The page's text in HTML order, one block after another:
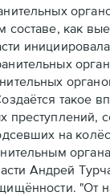
как
такое
на
Андрей
"От